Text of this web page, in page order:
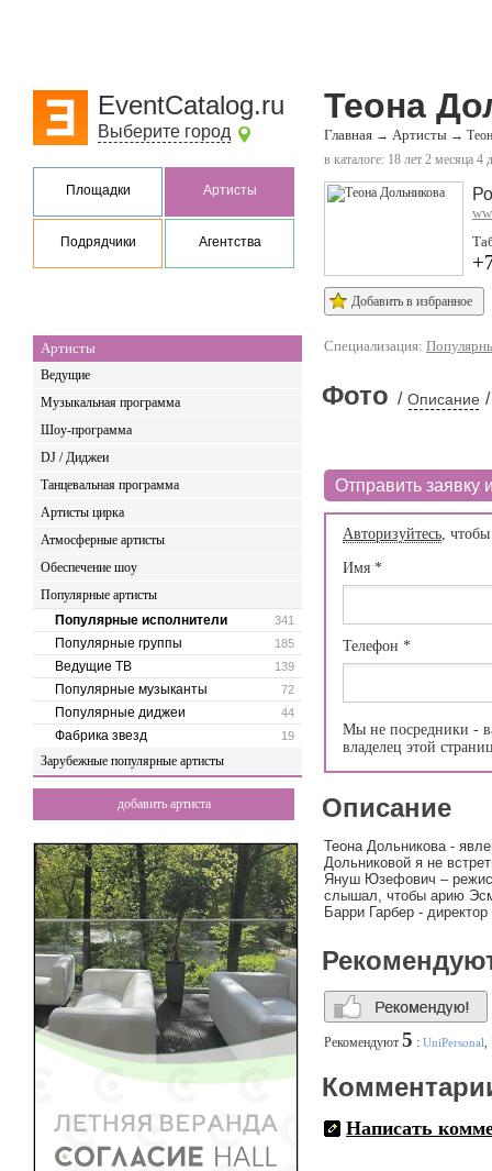
EventCatalog.ru
Выберите город
Площадки Артисты
Подрядчики Агентства
Артисты
Ведущие
Музыкальная программа
Шоу-программа
DJ / Диджеи
Танцевальная программа
Артисты цирка
Атмосферные артисты
Обеспечение шоу
Популярные артисты
341
Популярные исполнители
185
Популярные группы
139
Ведущие ТВ
72
Популярные музыканты
44
Популярные диджеи
19
Фабрика звезд
Зарубежные популярные артисты
добавить артиста
Теона
Главная → Артисты →
в каталоге: 18 лет 2 месяца 4
Добавить в избранное
Специализация:
Фото / Описание /
Отправить заявку
Авторизуйтесь,
Имя *
Телефон *
Мы не посредники -
владелец этой
Описание
Теона Дольникова -
Дольниковой я не
Януш Юзефович –
слышал, чтобы арию
Барри Гарбер -
Рекомендуют 5 : UniPersonal
Написать